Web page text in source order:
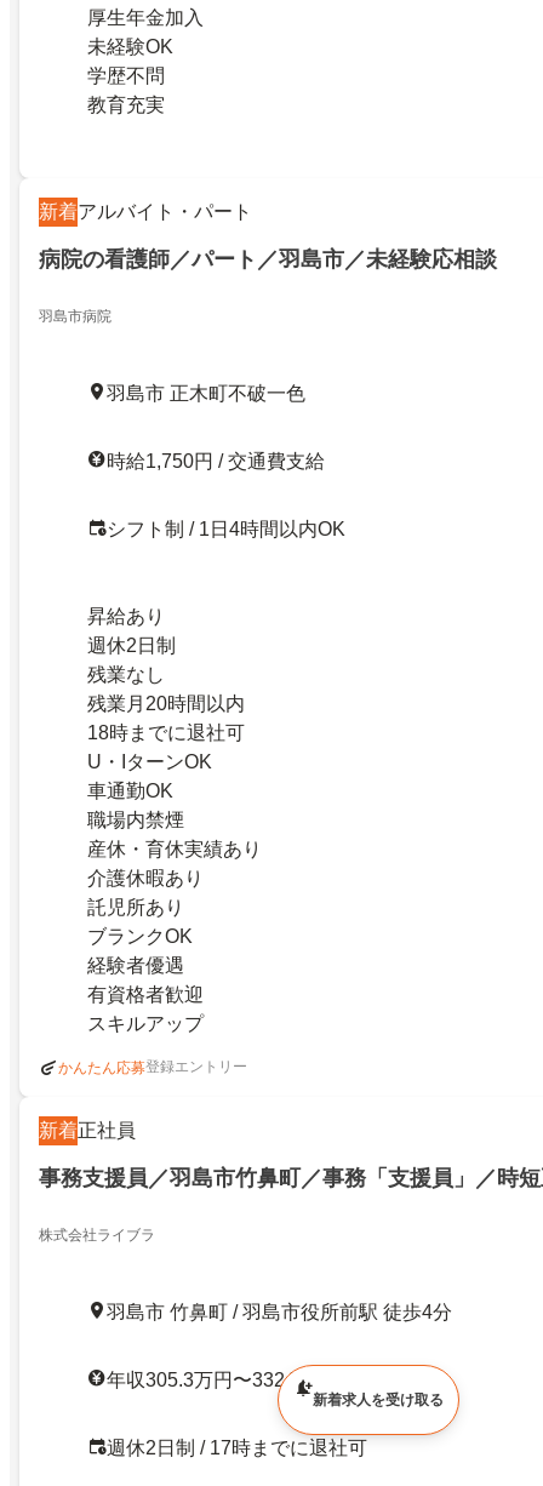
厚生年金加入
未経験OK
学歴不問
教育充実
新着アルバイト・パート
病院の看護師／パート／羽島市／未経験応相談
羽島市病院
羽島市 正木町不破一色
時給1,750円 / 交通費支給
シフト制 / 1日4時間以内OK
昇給あり
週休2日制
残業なし
残業月20時間以内
18時までに退社可
U・IターンOK
車通勤OK
職場内禁煙
産休・育休実績あり
介護休暇あり
託児所あり
ブランクOK
経験者優遇
有資格者歓迎
スキルアップ
かんたん応募登録エントリー
新着正社員
事務支援員／羽島市竹鼻町／事務「支援員」／時
株式会社ライブラ
羽島市 竹鼻町 / 羽島市役所前駅 徒歩4分
年収305.3万円〜332.7万円
週休2日制 / 17時までに退社可
新着求人を受け取る